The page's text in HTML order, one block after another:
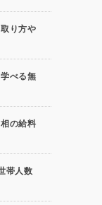
り方や
べる無
の給料
帯人数